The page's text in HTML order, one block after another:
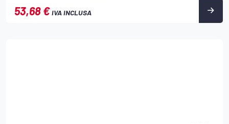
53,68 €IVA INCLUSA